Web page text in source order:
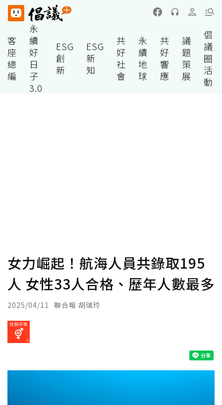
客
座
總
編
永
續
好
日
子
3.0
ESG
創
新
ESG
新
知
共
好
社
會
永
續
地
球
共
好
響
應
議
題
策
展
倡
議
圈
活
動
女力崛起！航海人員共錄取195
人 女性33人合格、歷年人數最多
2025/04/11 聯合報 胡瑞玲